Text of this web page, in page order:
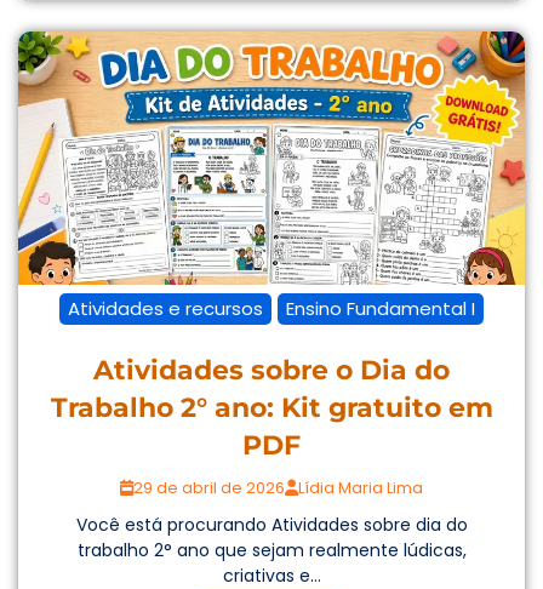
Atividades e recursos Ensino Fundamental I
Atividades sobre o Dia do
Trabalho 2° ano: Kit gratuito em
PDF
29 de abril de 2026 Lídia Maria Lima
Você está procurando Atividades sobre dia do
trabalho 2° ano que sejam realmente lúdicas,
criativas e...